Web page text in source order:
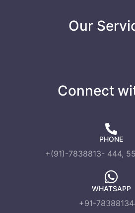
Our
Connect
PHONE
+(91)-7838813- 444,
WHATSAPP
+91-